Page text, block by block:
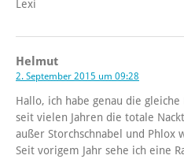
Lexi
Helmut
2. September 2015 um 09:28
Hallo, ich habe genau die
seit vielen Jahren die totale
außer Storchschnabel und Phlox
Seit vorigem Jahr sehe ich eine